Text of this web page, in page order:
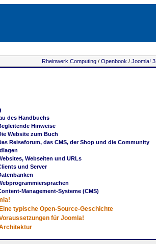
Rheinwerk Computing/ Openbook / Joomla! 3
des Handbuchs
Hinweise
Website zum Buch
Reiseforum, das CMS, der Shop und die Community
Webseiten und URLs
und Server
Management-Systeme (CMS)
typische Open-Source-Geschichte
für Joomla!